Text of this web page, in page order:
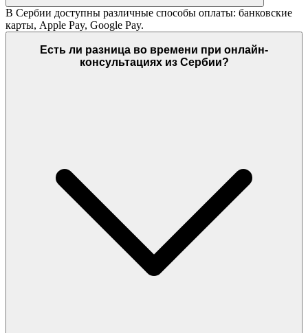
В Сербии доступны различные способы оплаты: банковские
карты, Apple Pay, Google Pay.
Есть ли разница во времени при онлайн-
консультациях из Сербии?